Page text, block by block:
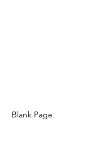
Blank Page